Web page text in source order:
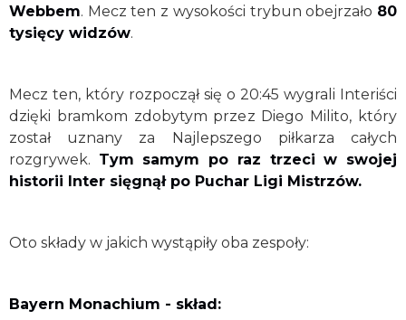
Webbem. Mecz ten z wysokości trybun obejrzało 80
tysięcy widzów.
Mecz ten, który rozpoczął się o 20:45 wygrali Interiści
dzięki bramkom zdobytym przez Diego Milito, który
został uznany za Najlepszego piłkarza całych
rozgrywek. Tym samym po raz trzeci w swojej
historii Inter sięgnął po Puchar Ligi Mistrzów.
Oto składy w jakich wystąpiły oba zespoły:
Bayern Monachium - skład: